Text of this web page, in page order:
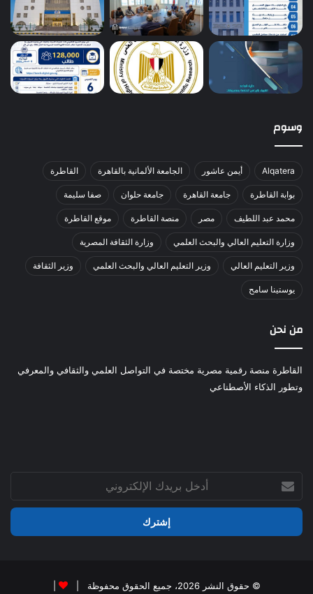
وسوم
Alqatera أيمن عاشور الجامعة الألمانية بالقاهرة القاطرة
بوابة القاطرة جامعة القاهرة جامعة حلوان صفا سليمة
محمد عبد اللطيف مصر منصة القاطرة موقع القاطرة
وزارة التعليم العالي والبحث العلمي وزارة الثقافة المصرية
وزير التعليم العالي وزير التعليم العالي والبحث العلمي وزير الثقافة
يوستينا سامح
من نحن
القاطرة منصة رقمية مصرية مختصة في التواصل العلمي والثقافي والمعرفي
وتطور الذكاء الأصطناعي
بريدك
الإلكتروني
© حقوق النشر 2026، جميع الحقوق محفوظة |